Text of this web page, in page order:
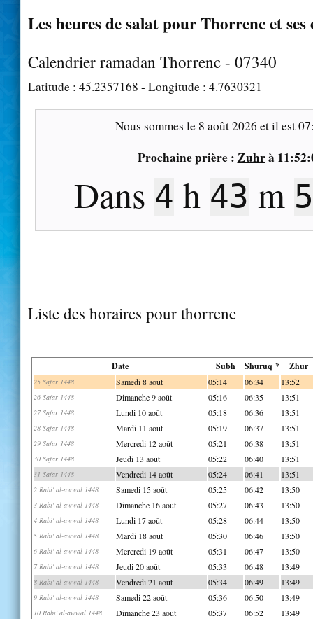
Les heures de salat pour Thorrenc et ses
Calendrier ramadan Thorrenc - 07340
Latitude : 45.2357168 - Longitude : 4.7630321
Nous sommes le 8 août 2026 et il est
Prochaine prière : Zuhrà
Dans 4 h 43 m
Liste des horaires pour thorrenc
Date Subh Shuruq * Zhur
25 Safar 1448 Samedi 8 août 05:14 06:34 13:52
26 Safar 1448 Dimanche 9 août 05:16 06:35 13:51
27 Safar 1448 Lundi 10 août 05:18 06:36 13:51
28 Safar 1448 Mardi 11 août 05:19 06:37 13:51
29 Safar 1448 Mercredi 12 août 05:21 06:38 13:51
30 Safar 1448 Jeudi 13 août 05:22 06:40 13:51
31 Safar 1448 Vendredi 14 août 05:24 06:41 13:51
2 Rabi' al-awwal 1448 Samedi 15 août 05:25 06:42 13:50
3 Rabi' al-awwal 1448 Dimanche 16 août 05:27 06:43 13:50
4 Rabi' al-awwal 1448 Lundi 17 août 05:28 06:44 13:50
5 Rabi' al-awwal 1448 Mardi 18 août 05:30 06:46 13:50
6 Rabi' al-awwal 1448 Mercredi 19 août 05:31 06:47 13:50
7 Rabi' al-awwal 1448 Jeudi 20 août 05:33 06:48 13:49
8 Rabi' al-awwal 1448 Vendredi 21 août 05:34 06:49 13:49
9 Rabi' al-awwal 1448 Samedi 22 août 05:36 06:50 13:49
10 Rabi' al-awwal 1448 Dimanche 23 août 05:37 06:52 13:49